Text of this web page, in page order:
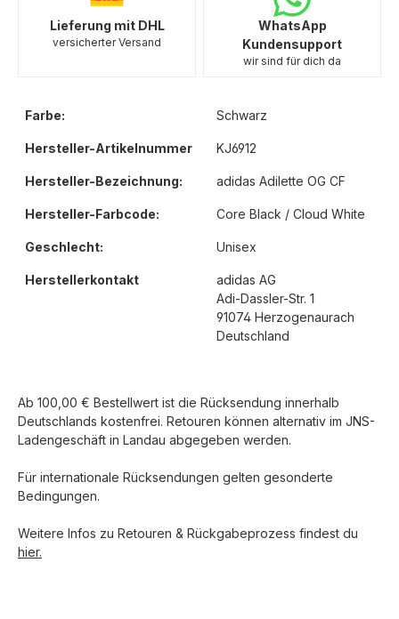
Lieferung mit DHL
versicherter Versand
WhatsApp
Kundensupport
wir sind für dich da
Farbe: Schwarz
Hersteller-Artikelnummer KJ6912
Hersteller-Bezeichnung: adidas Adilette OG CF
Hersteller-Farbcode: Core Black / Cloud White
Geschlecht: Unisex
Herstellerkontakt
adidas AG
Adi-Dassler-Str. 1
91074 Herzogenaurach
Deutschland
Ab 100,00 € Bestellwert ist die Rücksendung innerhalb
Deutschlands kostenfrei. Retouren können alternativ im JNS-
Ladengeschäft in Landau abgegeben werden.
Für internationale Rücksendungen gelten gesonderte
Bedingungen.
Weitere Infos zu Retouren & Rückgabeprozess findest du
hier.